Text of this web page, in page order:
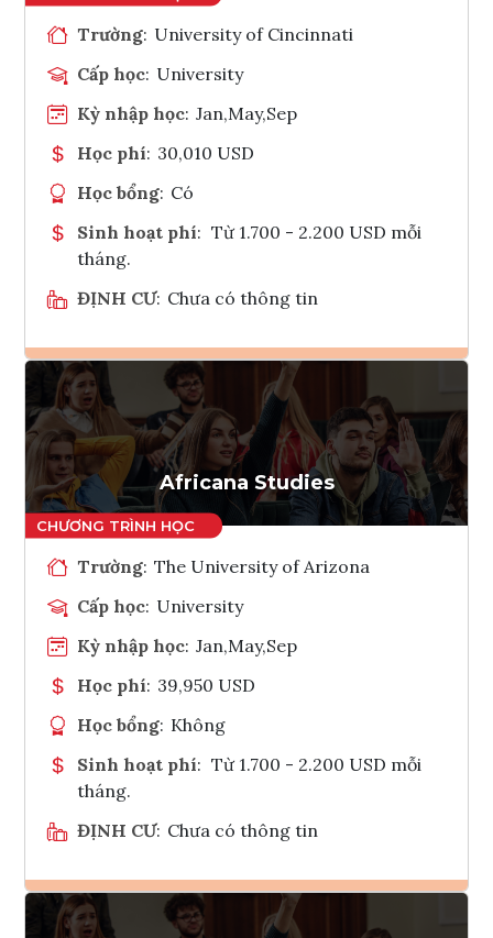
Trường: University of Cincinnati
Cấp học: University
Kỳ nhập học: Jan,May,Sep
Học phí: 30,010 USD
Học bổng: Có
Sinh hoạt phí: Từ 1.700 - 2.200 USD mỗi
tháng.
ĐỊNH CƯ: Chưa có thông tin
Ghi danh
Tham vấn Interlink
Africana Studies
Trường: The University of Arizona
Cấp học: University
Kỳ nhập học: Jan,May,Sep
Học phí: 39,950 USD
Học bổng: Không
Sinh hoạt phí: Từ 1.700 - 2.200 USD mỗi
tháng.
ĐỊNH CƯ: Chưa có thông tin
Ghi danh